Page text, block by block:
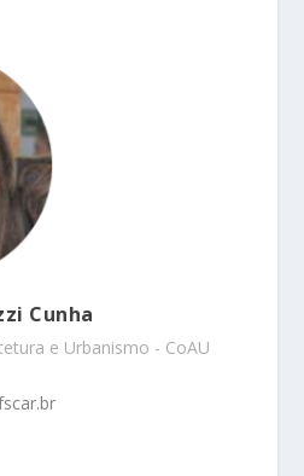
Cunha
e Urbanismo - CoAU